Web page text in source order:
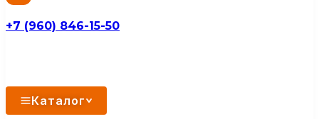
+7 (960) 846-15-50
Каталог